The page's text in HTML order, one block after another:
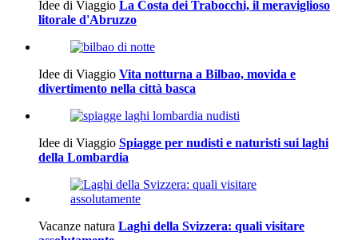
Idee di Viaggio La Costa dei Trabocchi, il meraviglioso
litorale d'Abruzzo
Idee di Viaggio Vita notturna a Bilbao, movida e
divertimento nella città basca
Idee di Viaggio Spiagge per nudisti e naturisti sui laghi
della Lombardia
Vacanze natura Laghi della Svizzera: quali visitare